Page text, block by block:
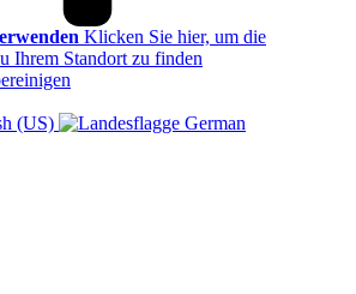
Klicken Sie hier, um die
Ihrem Standort zu finden
(US)‎
German‎